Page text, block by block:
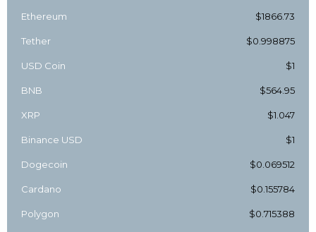
Ethereum $1866.73
Tether $0.998875
USD Coin $1
BNB $564.95
XRP $1.047
Binance USD $1
Dogecoin $0.069512
Cardano $0.155784
Polygon $0.715388